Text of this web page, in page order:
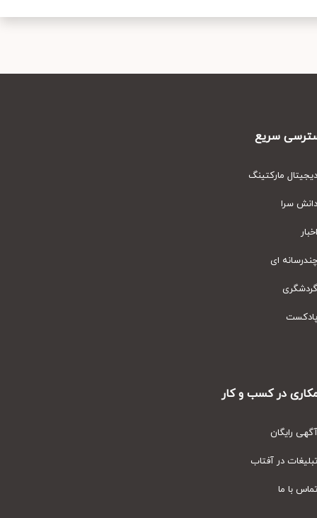
سریع
مارکتینگ
سرا
ای
در کسب و کار
رایگان
در آفتاب
با ما